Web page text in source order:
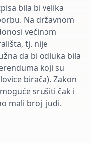
bila bi velika
Na državnom
većinom
tj. nije
da bi odluka bila
koji su
birača). Zakon
srušiti čak i
mali broj ljudi.